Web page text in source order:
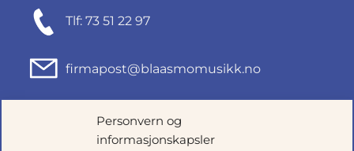
Personvern og
informasjonskapsler
Tlf: 73 51 22 97
firmapost@blaasmomusikk.no
Fjordgata 46, 7010 TRONDHEIM